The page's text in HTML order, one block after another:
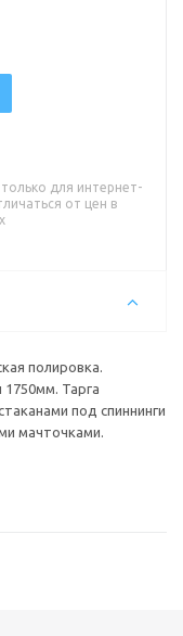
только для интернет-
от цен в
полировка.
Тарга
под спиннинги
мачточками.